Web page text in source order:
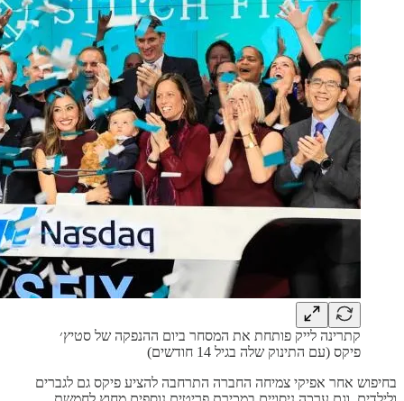
קתרינה לייק פותחת את המסחר ביום ההנפקה של סטיץ׳
פיקס (עם התינוק שלה בגיל 14 חודשים)
בחיפוש אחר אפיקי צמיחה החברה התרחבה להציע פיקס גם לגברים